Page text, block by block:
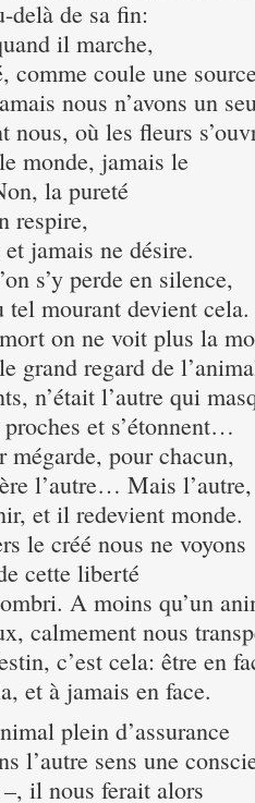
delà de sa fin:
il marche,
comme coule une
nous n’avons un
nous, où les fleurs
monde, jamais le
la pureté
respire,
jamais ne désire.
s’y perde en silence,
tel mourant devient cela.
on ne voit plus la
grand regard de
n’était l’autre qui
et s’étonnent…
pour chacun,
l’autre… Mais l’autre,
et il redevient monde.
le créé nous ne voyons
cette liberté
A moins qu’un
calmement nous
c’est cela: être en
et à jamais en face.
plein d’assurance
l’autre sens une
il nous ferait alors